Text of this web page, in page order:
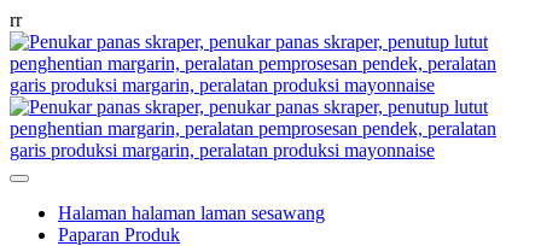
rr
Halaman halaman laman sesawang
Paparan Produk